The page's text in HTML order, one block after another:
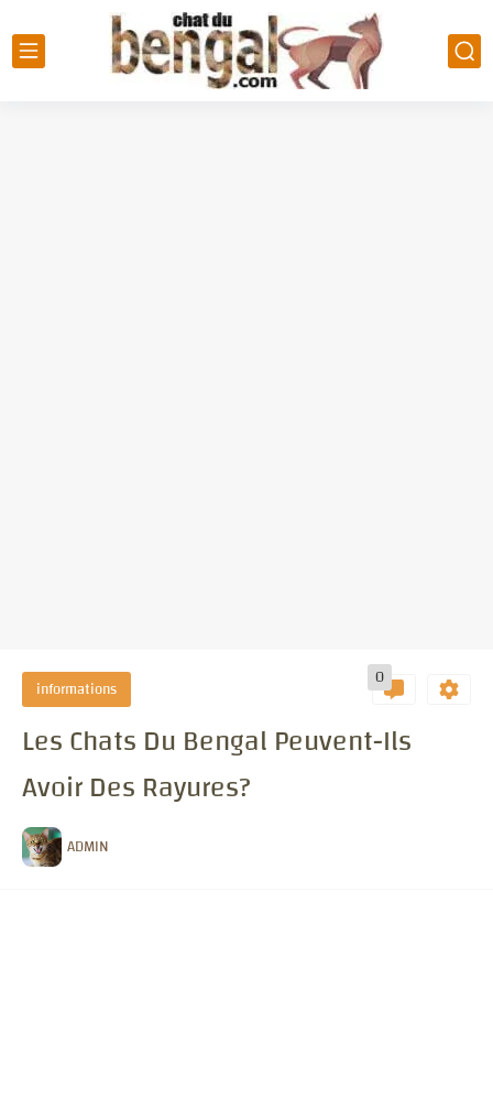
informations 0
Les Chats Du Bengal Peuvent-Ils
Avoir Des Rayures?
ADMIN